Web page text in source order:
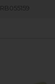
RB055159